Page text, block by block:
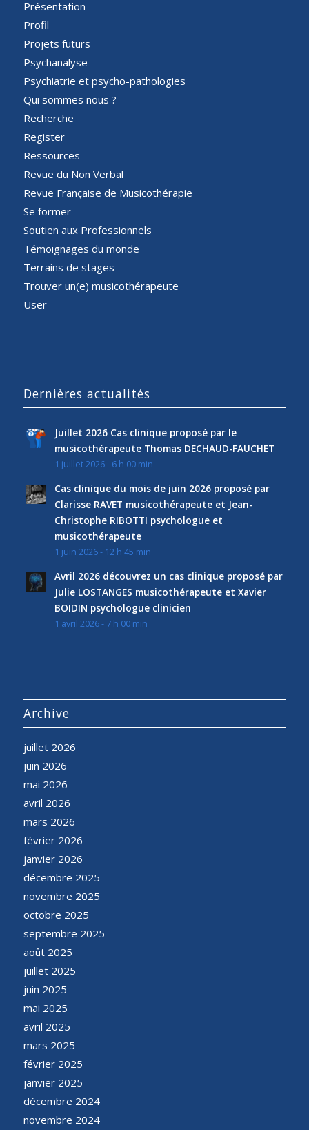
Présentation
Profil
Projets futurs
Psychanalyse
Psychiatrie et psycho-pathologies
Qui sommes nous ?
Recherche
Register
Ressources
Revue du Non Verbal
Revue Française de Musicothérapie
Se former
Soutien aux Professionnels
Témoignages du monde
Terrains de stages
Trouver un(e) musicothérapeute
User
Dernières actualités
Juillet 2026 Cas clinique proposé par le
musicothérapeute Thomas DECHAUD-FAUCHET
1 juillet 2026 - 6 h 00 min
Cas clinique du mois de juin 2026 proposé par
Clarisse RAVET musicothérapeute et Jean-
Christophe RIBOTTI psychologue et
musicothérapeute
1 juin 2026 - 12 h 45 min
Avril 2026 découvrez un cas clinique proposé par
Julie LOSTANGES musicothérapeute et Xavier
BOIDIN psychologue clinicien
1 avril 2026 - 7 h 00 min
Archive
juillet 2026
juin 2026
mai 2026
avril 2026
mars 2026
février 2026
janvier 2026
décembre 2025
novembre 2025
octobre 2025
septembre 2025
août 2025
juillet 2025
juin 2025
mai 2025
avril 2025
mars 2025
février 2025
janvier 2025
décembre 2024
novembre 2024